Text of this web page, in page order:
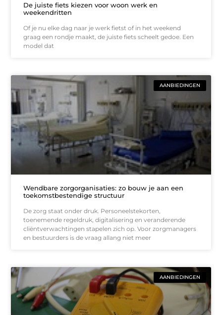
De juiste fiets kiezen voor woon werk en
weekendritten
Of je nu elke dag naar je werk fietst of in het weekend
graag een rondje maakt, de juiste fiets scheelt gedoe. Een
model dat
AANBIEDINGEN
Wendbare zorgorganisaties: zo bouw je aan een
toekomstbestendige structuur
De zorg staat onder druk. Personeelstekorten,
toenemende regeldruk, digitalisering en veranderende
cliëntverwachtingen stapelen zich op. Voor zorgmanagers
en bestuurders is de vraag allang niet meer
AANBIEDINGEN